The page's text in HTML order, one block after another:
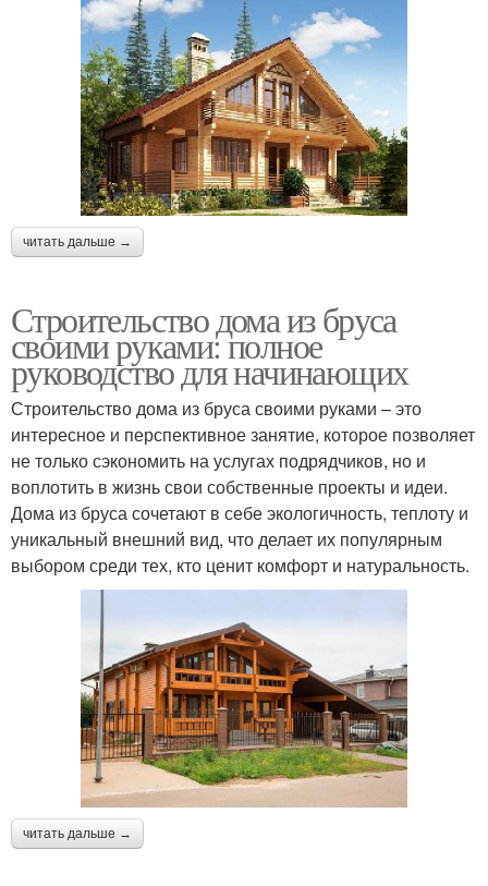
читать дальше →
Строительство дома из бруса
своими руками: полное
руководство для начинающих
Строительство дома из бруса своими руками – это
интересное и перспективное занятие, которое позволяет
не только сэкономить на услугах подрядчиков, но и
воплотить в жизнь свои собственные проекты и идеи.
Дома из бруса сочетают в себе экологичность, теплоту и
уникальный внешний вид, что делает их популярным
выбором среди тех, кто ценит комфорт и натуральность.
читать дальше →